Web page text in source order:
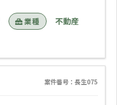
業種 不動産
案件番号：長生075